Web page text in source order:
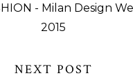
- Milan Design
2015
NEXT POST